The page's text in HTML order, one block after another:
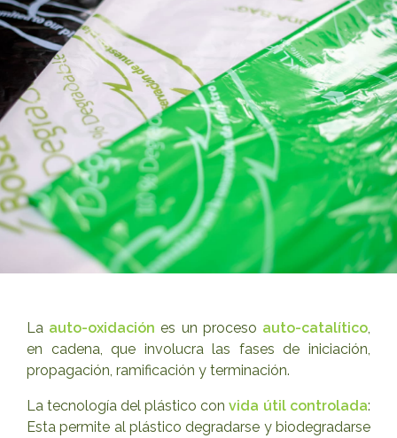
La auto-oxidación es un proceso auto-catalítico
en cadena, que involucra las fases de iniciación,
propagación, ramificación y terminación.
La tecnología del plástico con vida útil controlada:
Esta permite al plástico degradarse y biodegradarse